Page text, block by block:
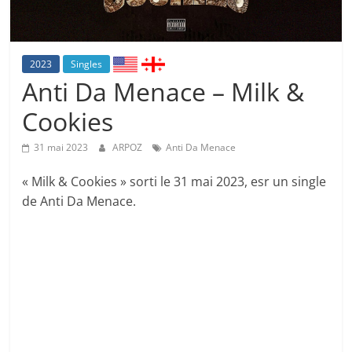
2023 Singles
Anti Da Menace – Milk &
Cookies
31 mai 2023 ARPOZ Anti Da Menace
« Milk & Cookies » sorti le 31 mai 2023, esr un single
de Anti Da Menace.